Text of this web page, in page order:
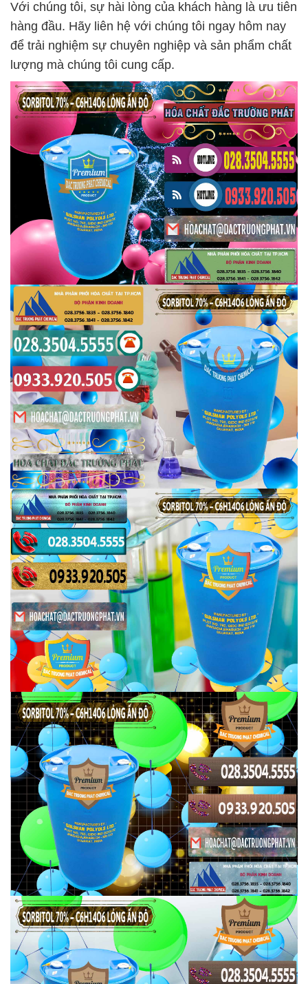
Với chúng tôi, sự hài lòng của khách hàng là ưu tiên
hàng đầu. Hãy liên hệ với chúng tôi ngay hôm nay
để trải nghiệm sự chuyên nghiệp và sản phẩm chất
lượng mà chúng tôi cung cấp.